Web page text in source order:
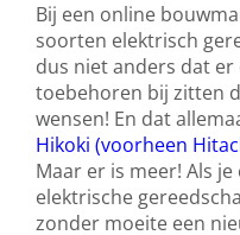
Bij een online
soorten elektrisch
dus niet anders dat
toebehoren bij zitten
wensen! En dat
Hikoki (voorheen
Maar er is meer! Als
elektrische
zonder moeite een